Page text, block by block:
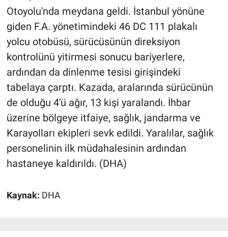
Otoyolu'nda meydana geldi. İstanbul yönüne
giden F.A. yönetimindeki 46 DC 111 plakalı
yolcu otobüsü, sürücüsünün direksiyon
kontrolünü yitirmesi sonucu bariyerlere,
ardından da dinlenme tesisi girişindeki
tabelaya çarptı. Kazada, aralarında sürücünün
de olduğu 4'ü ağır, 13 kişi yaralandı. İhbar
üzerine bölgeye itfaiye, sağlık, jandarma ve
Karayolları ekipleri sevk edildi. Yaralılar, sağlık
personelinin ilk müdahalesinin ardından
hastaneye kaldırıldı. (DHA)
Kaynak: DHA